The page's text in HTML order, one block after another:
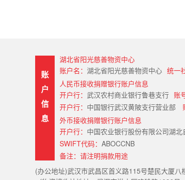
账
户
信
息
湖北省阳光慈善物资中心
账户名： 湖北省阳光慈善物资中心 统一
人民币接收捐赠银行账户信息
开户行： 武汉农村商业银行鲁巷支行 账
开户行： 中国银行武汉黄陂支行营业部
外币接收捐赠银行账户信息
开户行： 中国农业银行股份有限公司湖
SWIFT代码： ABOCCNB
备注：请注明捐款用途
(办公地址)武汉市武昌区首义路115号楚民大厦八